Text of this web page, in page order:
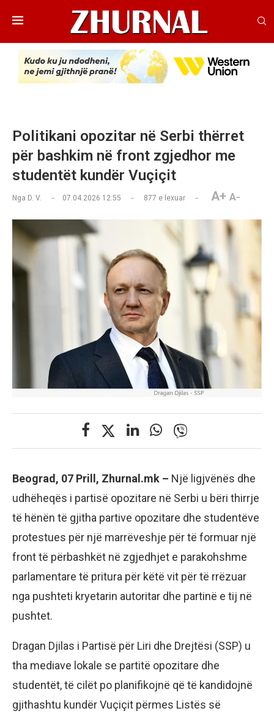
Politikani opozitar në Serbi thërret
për bashkim në front zgjedhor me
studentët kundër Vuçiçit
Nga D. V. 07.04.2026 12:55 877 e lexuar A+ A-
Beograd, 07 Prill, Zhurnal.mk – Një ligjvënës dhe
udhëheqës i partisë opozitare në Serbi u bëri thirrje
të hënën të gjitha partive opozitare dhe studentëve
protestues për një marrëveshje për të formuar një
front të përbashkët në zgjedhjet e parakohshme
parlamentare të pritura për këtë vit për të rrëzuar
nga pushteti kryetarin autoritar dhe partinë e tij në
pushtet.
Dragan Djilas i Partisë për Liri dhe Drejtësi (SSP) u
tha mediave lokale se partitë opozitare dhe
studentët, të cilët po planifikojnë që të kandidojnë
gjithashtu kundër Vuçiçit përmes Listës së